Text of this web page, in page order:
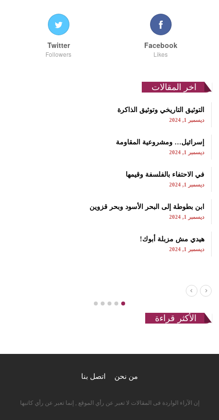
Facebook
Likes
Twitter
Followers
اخر المقالات
التوثيق التاريخي وتوثيق الذاكرة
ديسمبر 1, 2024
إسرائيل… ومشروعية المقاومة
ديسمبر 1, 2024
في الاحتفاء بالفلسفة وقيمها
ديسمبر 1, 2024
ابن بطوطة إلى البحر الأسود وبحر قزوين
ديسمبر 1, 2024
هيدي مش مزبلة أبوك!
ديسمبر 1, 2024
الأكثر قراءة
من نحن اتصل بنا
إن الآراء الواردة فى المقالات لا تعبر عن رأي الموقع , إنما تعبر عن رأي كاتبها